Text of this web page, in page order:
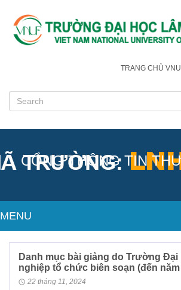
TRANG CHỦ
CỔNG THÔNG TIN
MENU
Danh mục bài giảng do Trường Đại
nghiệp tổ chức biên soạn (đến năm
22 tháng 11, 2024